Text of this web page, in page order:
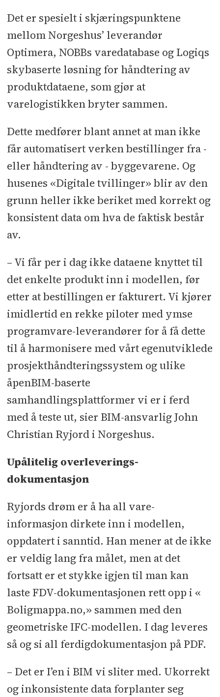
Det er spesielt i skjæringspunktene
mellom Norgeshus’ leverandør
Optimera, NOBBs varedatabase og Logiqs
skybaserte løsning for håndtering av
produktdataene, som gjør at
varelogistikken bryter sammen.
Dette medfører blant annet at man ikke
får automatisert verken bestillinger fra -
eller håndtering av - byggevarene. Og
husenes «Digitale tvillinger» blir av den
grunn heller ikke beriket med korrekt og
konsistent data om hva de faktisk består
av.
– Vi får per i dag ikke dataene knyttet til
det enkelte produkt inn i modellen, før
etter at bestillingen er fakturert. Vi kjører
imidlertid en rekke piloter med ymse
programvare-leverandører for å få dette
til å harmonisere med vårt egenutviklede
prosjekthåndteringssystem og ulike
åpenBIM-baserte
samhandlingsplattformer vi er i ferd
med å teste ut, sier BIM-ansvarlig John
Christian Ryjord i Norgeshus.
Upålitelig overleverings-
dokumentasjon
Ryjords drøm er å ha all vare-
informasjon dirkete inn i modellen,
oppdatert i sanntid. Han mener at de ikke
er veldig lang fra målet, men at det
fortsatt er et stykke igjen til man kan
laste FDV-dokumentasjonen rett opp i «
Boligmappa.no,» sammen med den
geometriske IFC-modellen. I dag leveres
så og si all ferdigdokumentasjon på PDF.
– Det er I’en i BIM vi sliter med. Ukorrekt
og inkonsistente data forplanter seg